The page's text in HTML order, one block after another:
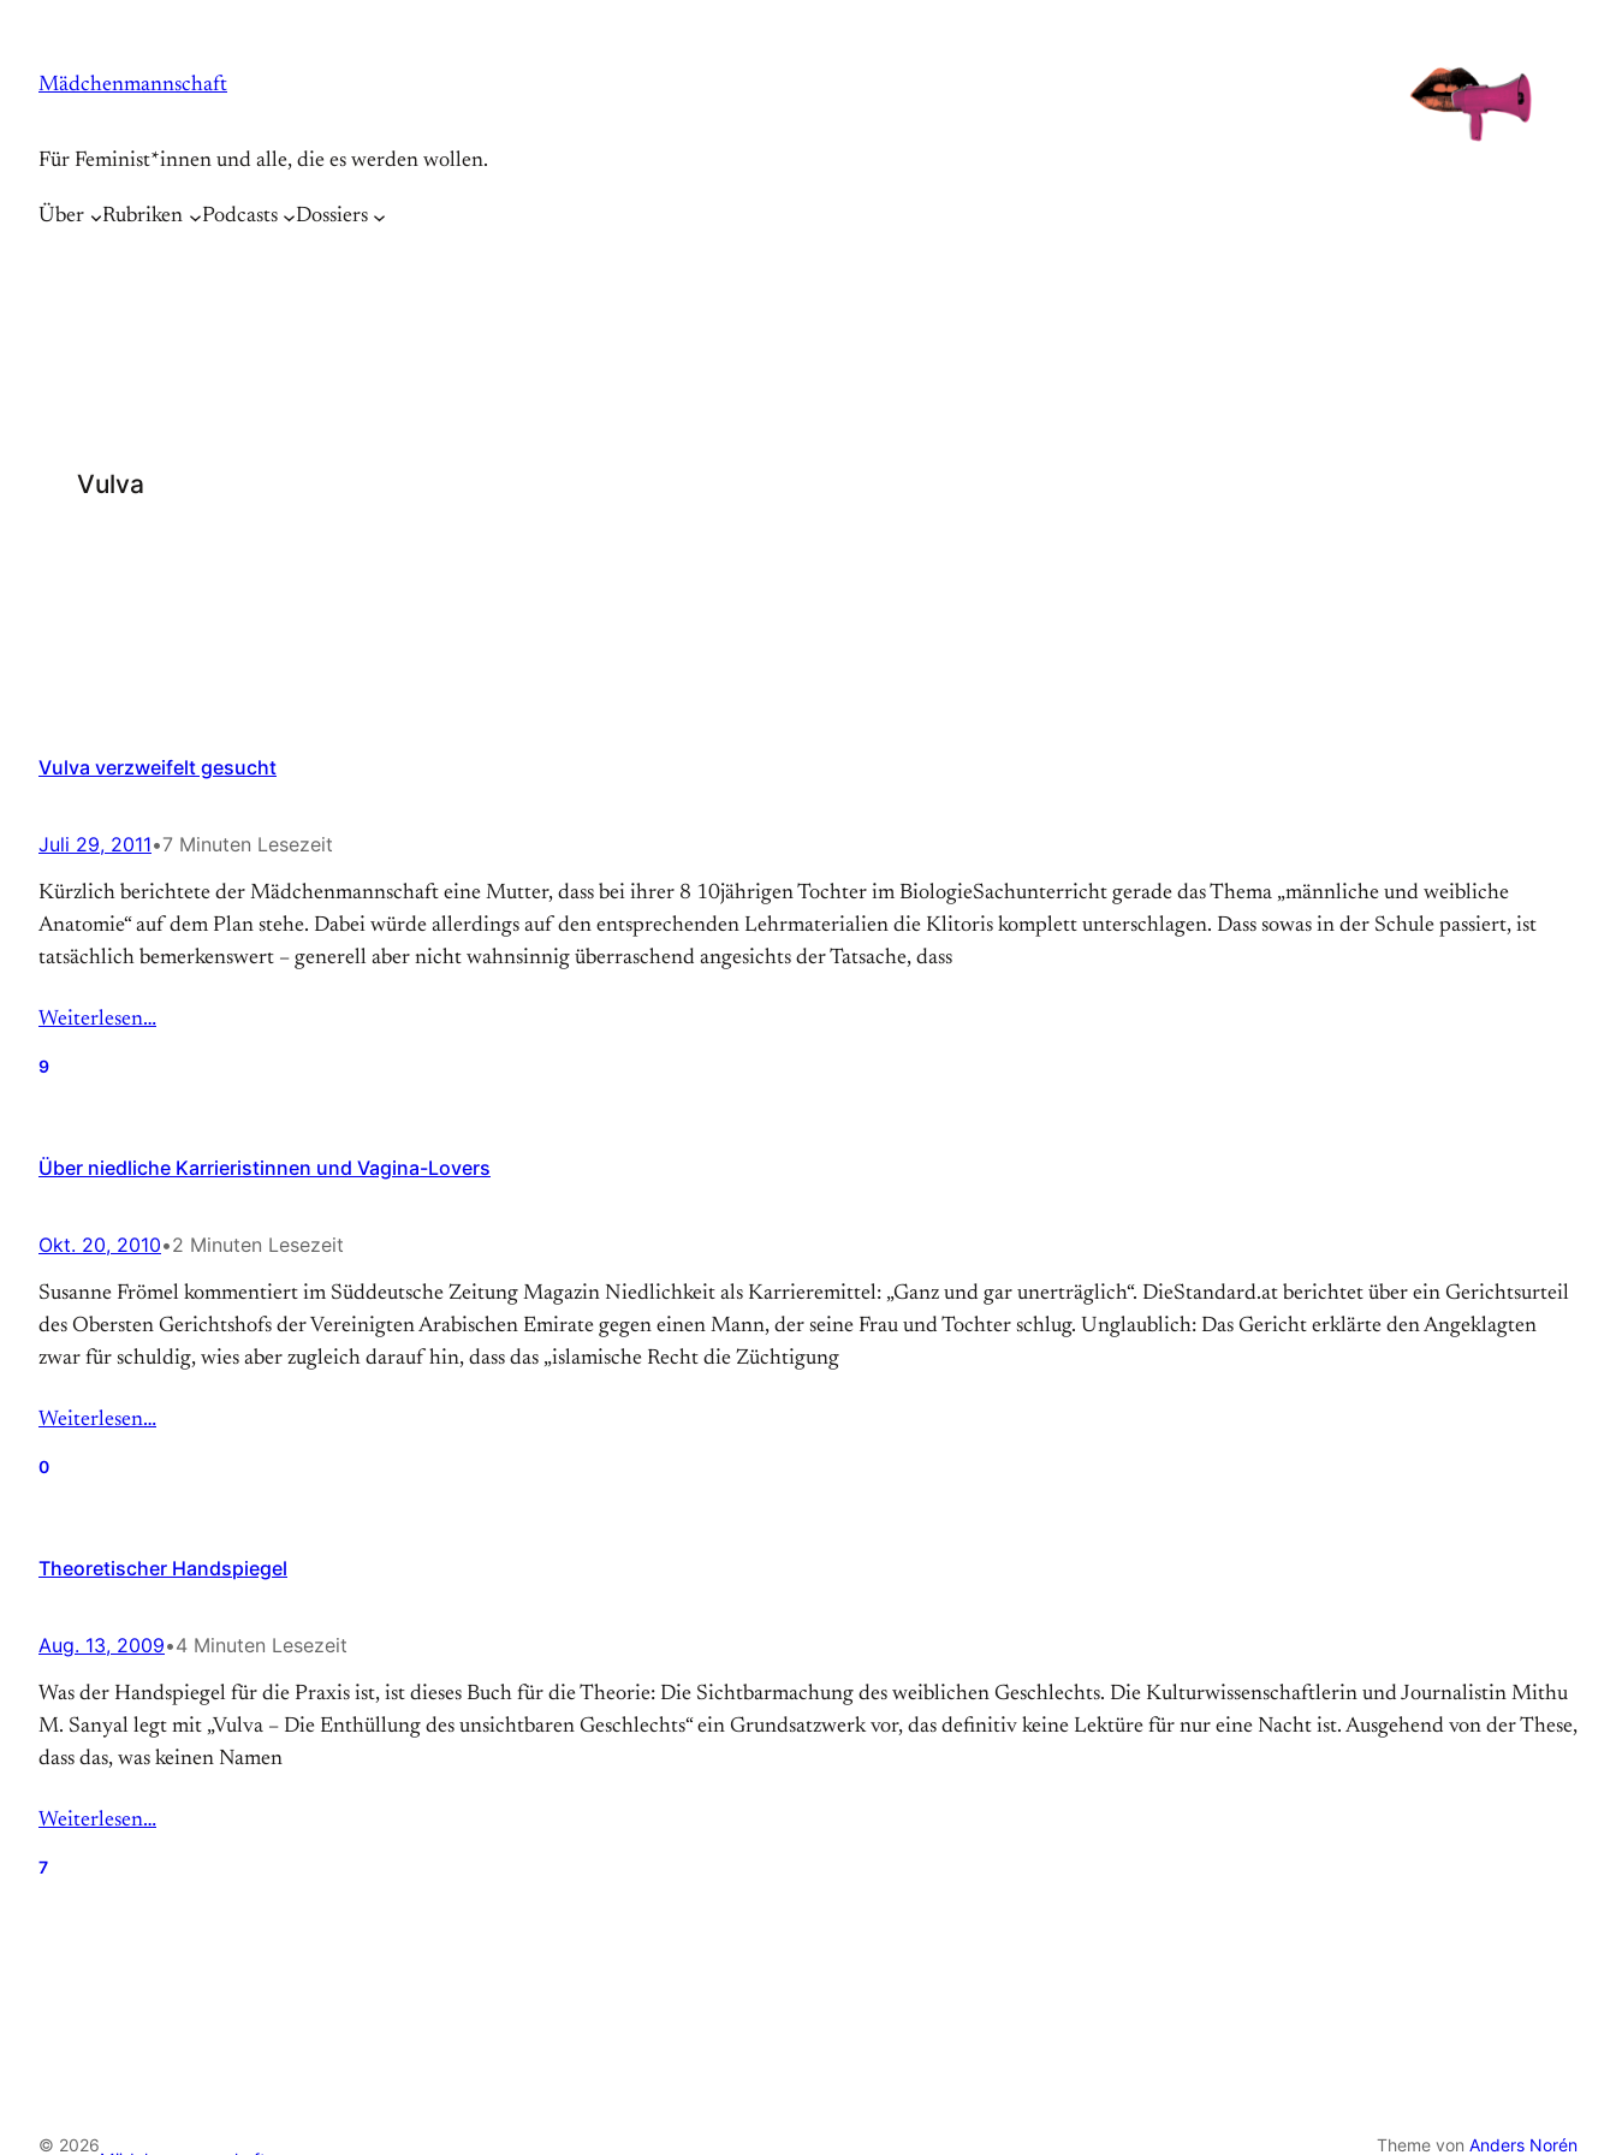
springen
Mädchenmannschaft
Für Feminist*innen und alle, die es werden wollen.
Über Rubriken Podcasts Dossiers
Vulva
Vulva verzweifelt gesucht
Juli 29, 2011•7 Minuten Lesezeit
Kürzlich berichtete der Mädchenmannschaft eine Mutter, dass bei ihrer 8 10jährigen Tochter im BiologieSachunterricht gerade das Thema „männliche und weibliche
Anatomie“ auf dem Plan stehe. Dabei würde allerdings auf den entsprechenden Lehrmaterialien die Klitoris komplett unterschlagen. Dass sowas in der Schule passiert, ist
tatsächlich bemerkenswert – generell aber nicht wahnsinnig überraschend angesichts der Tatsache, dass
Weiterlesen…
9
Über niedliche Karrieristinnen und Vagina-Lovers
Okt. 20, 2010•2 Minuten Lesezeit
Susanne Frömel kommentiert im Süddeutsche Zeitung Magazin Niedlichkeit als Karrieremittel: „Ganz und gar unerträglich“. DieStandard.at berichtet über ein Gerichtsurteil
des Obersten Gerichtshofs der Vereinigten Arabischen Emirate gegen einen Mann, der seine Frau und Tochter schlug. Unglaublich: Das Gericht erklärte den Angeklagten
zwar für schuldig, wies aber zugleich darauf hin, dass das „islamische Recht die Züchtigung
Weiterlesen…
0
Theoretischer Handspiegel
Aug. 13, 2009•4 Minuten Lesezeit
Was der Handspiegel für die Praxis ist, ist dieses Buch für die Theorie: Die Sichtbarmachung des weiblichen Geschlechts. Die Kulturwissenschaftlerin und Journalistin Mithu
M. Sanyal legt mit „Vulva – Die Enthüllung des unsichtbaren Geschlechts“ ein Grundsatzwerk vor, das definitiv keine Lektüre für nur eine Nacht ist. Ausgehend von der These,
dass das, was keinen Namen
Weiterlesen…
7
© 2026 Theme von Anders Norén